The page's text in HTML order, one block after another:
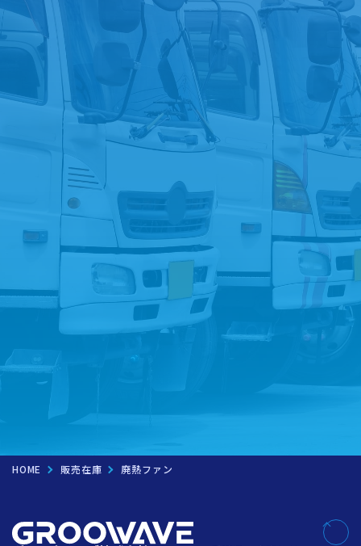
今すぐ電話する
お問い合わせフォームへ
LINEでお問い合わせ
トラック買取を
HOME 販売在庫 廃熱ファン